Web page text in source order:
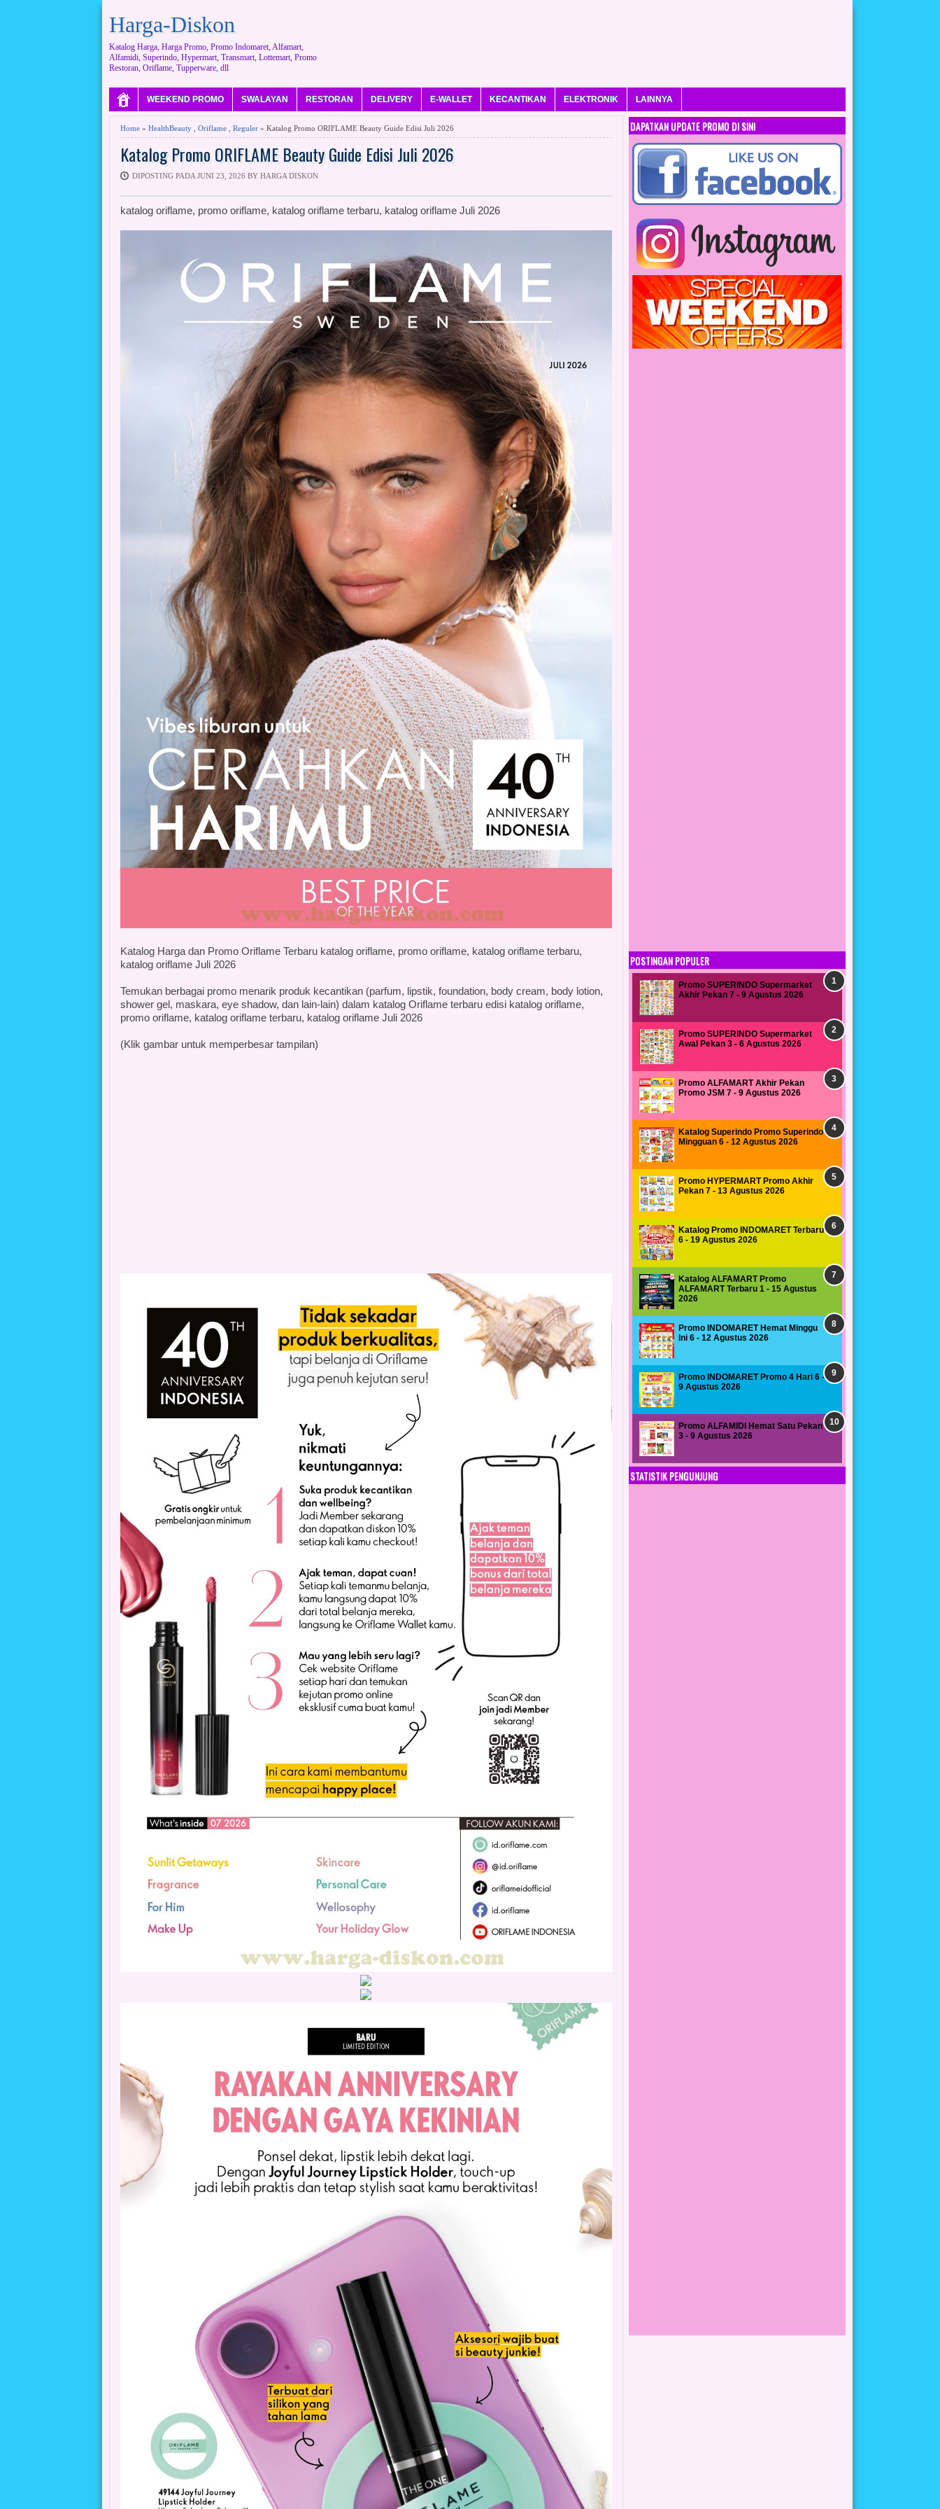
Harga-Diskon
Katalog Harga, Harga Promo, Promo Indomaret, Alfamart,
Alfamidi, Superindo, Hypermart, Transmart, Lottemart, Promo
Restoran, Oriflame, Tupperware, dll
WEEKEND PROMO SWALAYAN RESTORAN DELIVERY E-WALLET KECANTIKAN ELEKTRONIK LAINNYA
Home» HealthBeauty, Oriflame, Reguler» Katalog Promo ORIFLAME Beauty Guide Edisi Juli 2026
Katalog Promo ORIFLAME Beauty Guide Edisi Juli 2026
DIPOSTING PADA JUNI 23, 2026 BY HARGA DISKON
katalog oriflame, promo oriflame, katalog oriflame terbaru, katalog oriflame Juli 2026
Katalog Harga dan Promo Oriflame Terbaru katalog oriflame, promo oriflame, katalog oriflame terbaru,
katalog oriflame Juli 2026
Temukan berbagai promo menarik produk kecantikan (parfum, lipstik, foundation, body cream, body lotion,
shower gel, maskara, eye shadow, dan lain-lain) dalam katalog Oriflame terbaru edisi katalog oriflame,
promo oriflame, katalog oriflame terbaru, katalog oriflame Juli 2026
(Klik gambar untuk memperbesar tampilan)
DAPATKAN UPDATE PROMO DI SINI
POSTINGAN POPULER
Promo SUPERINDO Supermarket
Akhir Pekan 7 - 9 Agustus 2026
Promo SUPERINDO Supermarket
Awal Pekan 3 - 6 Agustus 2026
Promo ALFAMART Akhir Pekan
Promo JSM 7 - 9 Agustus 2026
Katalog Superindo Promo Superindo
Mingguan 6 - 12 Agustus 2026
Promo HYPERMART Promo Akhir
Pekan 7 - 13 Agustus 2026
Katalog Promo INDOMARET Terbaru
6 - 19 Agustus 2026
Katalog ALFAMART Promo
ALFAMART Terbaru 1 - 15 Agustus
2026
Promo INDOMARET Hemat Minggu
Ini 6 - 12 Agustus 2026
Promo INDOMARET Promo 4 Hari 6 -
9 Agustus 2026
Promo ALFAMIDI Hemat Satu Pekan
3 - 9 Agustus 2026
STATISTIK PENGUNJUNG